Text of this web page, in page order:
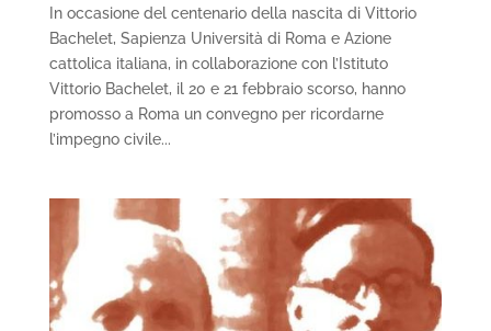
In occasione del centenario della nascita di Vittorio
Bachelet, Sapienza Università di Roma e Azione
cattolica italiana, in collaborazione con l’Istituto
Vittorio Bachelet, il 20 e 21 febbraio scorso, hanno
promosso a Roma un convegno per ricordarne
l’impegno civile...